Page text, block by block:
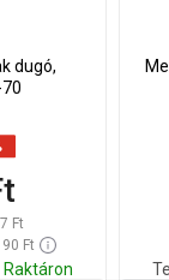
dugó,
Ft
Ft
Raktáron